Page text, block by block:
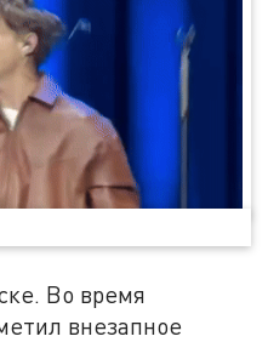
Во время
внезапное